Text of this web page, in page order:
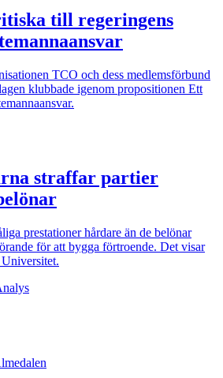
till regeringens
TCO och dess medlemsförbund
klubbade igenom propositionen Ett
straffar partier
prestationer hårdare än de belönar
för att bygga förtroende. Det visar